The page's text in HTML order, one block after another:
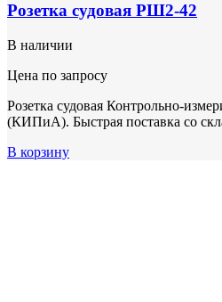
Розетка судовая РШ2-42
В наличии
Цена по запросу
Розетка судовая Контрольно-
(КИПиА). Быстрая поставка со
В корзину